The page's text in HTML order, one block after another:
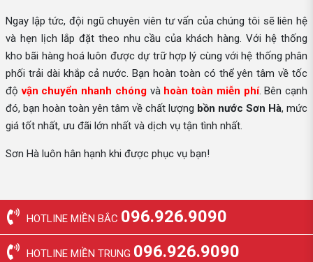
Ngay lập tức, đội ngũ chuyên viên tư vấn của chúng tôi sẽ liên hệ
và hẹn lịch lắp đặt theo nhu cầu của khách hàng. Với hệ thống
kho bãi hàng hoá luôn được dự trữ hợp lý cùng với hệ thống phân
phối trải dài khắp cả nước. Bạn hoàn toàn có thể yên tâm về tốc
độvận chuyển nhanh chóngvà hoàn toàn miễn phí. Bên cạnh
đó, bạn hoàn toàn yên tâm về chất lượng bồn nước Sơn Hà, mức
giá tốt nhất, ưu đãi lớn nhất và dịch vụ tận tình nhất.
Sơn Hà luôn hân hạnh khi được phục vụ bạn!
HOTLINE MIỀN BẮC 096.926.9090
HOTLINE MIỀN TRUNG 096.926.9090